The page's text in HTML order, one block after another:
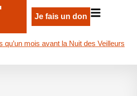
Je fais un don
qu’un mois avant la Nuit des Veilleurs